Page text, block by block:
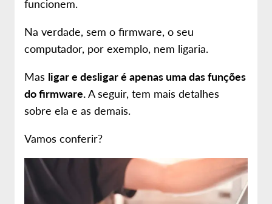
funcionem.
Na verdade, sem o firmware, o seu
computador, por exemplo, nem ligaria.
Mas ligar e desligar é apenas uma das funções
do firmware.A seguir, tem mais detalhes
sobre ela e as demais.
Vamos conferir?